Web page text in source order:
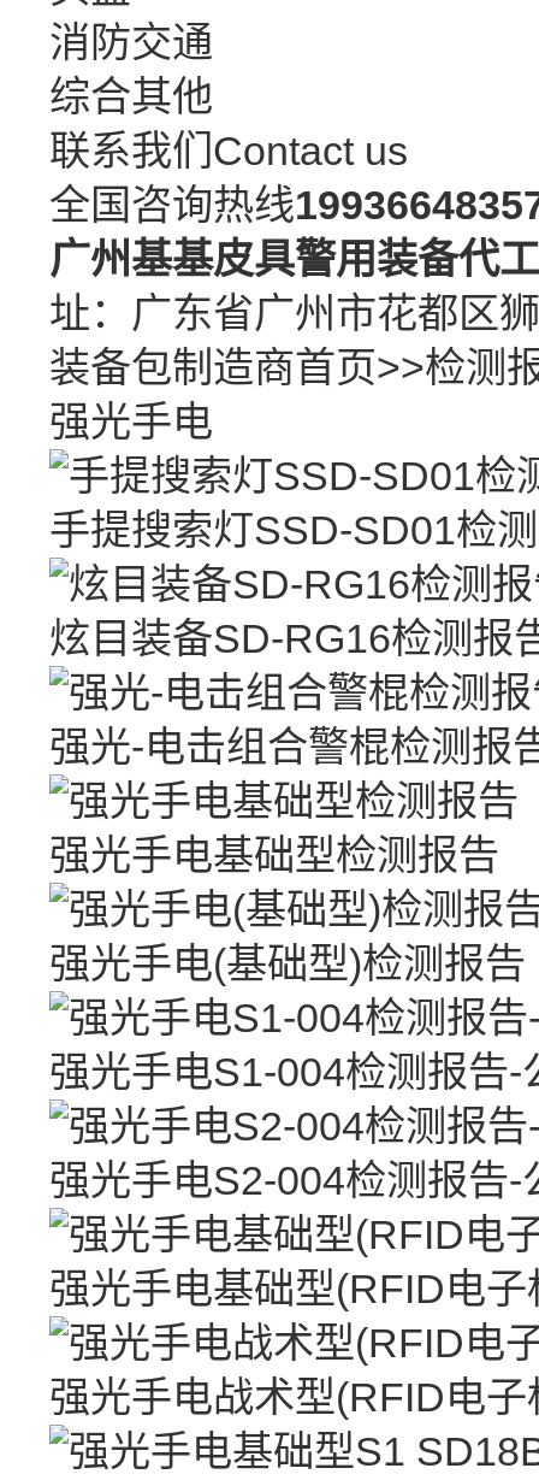
消防交通
综合其他
联系我们Contact us
全国咨询热线
广州基基皮具警用装备代
址：广东省广州市花都区
装备包制造商首页>>检测
强光手电
手提搜索灯SSD-SD01检
炫目装备SD-RG16检测报
强光-电击组合警棍检测报
强光手电基础型检测报告
强光手电(基础型)检测报告
强光手电S1-004检测报告-
强光手电S2-004检测报告-
强光手电基础型(RFID电
强光手电战术型(RFID电